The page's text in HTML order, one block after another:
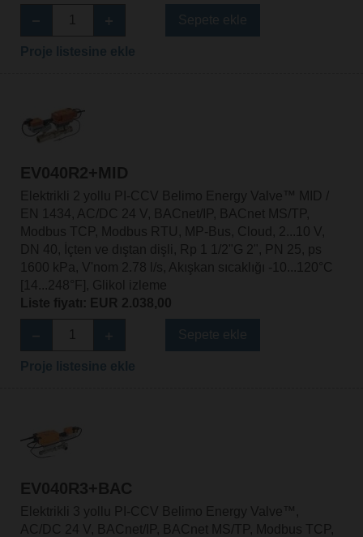
EV040R2+MID
Elektrikli 2 yollu PI-CCV Belimo Energy Valve™ MID /
EN 1434, AC/DC 24 V, BACnet/IP, BACnet MS/TP,
Modbus TCP, Modbus RTU, MP-Bus, Cloud, 2...10 V,
DN 40, İçten ve dıştan dişli, Rp 1 1/2"G 2", PN 25, ps
1600 kPa, V'nom 2.78 l/s, Akışkan sıcaklığı -10...120°C
[14...248°F], Glikol izleme
Liste fiyatı: EUR 2.038,00
EV040R3+BAC
Elektrikli 3 yollu PI-CCV Belimo Energy Valve™,
AC/DC 24 V, BACnet/IP, BACnet MS/TP, Modbus TCP,